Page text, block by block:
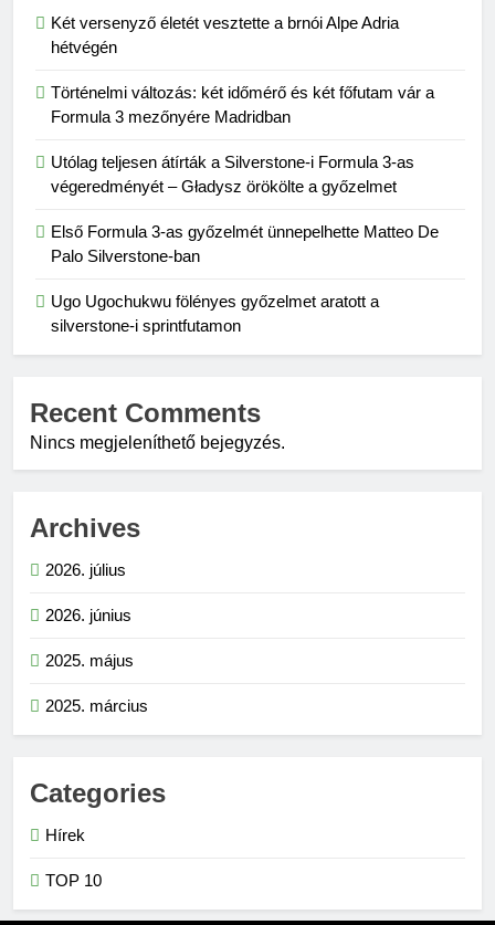
Két versenyző életét vesztette a brnói Alpe Adria
hétvégén
Történelmi változás: két időmérő és két főfutam vár a
Formula 3 mezőnyére Madridban
Utólag teljesen átírták a Silverstone-i Formula 3-as
végeredményét – Gładysz örökölte a győzelmet
Első Formula 3-as győzelmét ünnepelhette Matteo De
Palo Silverstone-ban
Ugo Ugochukwu fölényes győzelmet aratott a
silverstone-i sprintfutamon
Recent Comments
Nincs megjeleníthető bejegyzés.
Archives
2026. július
2026. június
2025. május
2025. március
Categories
Hírek
TOP 10